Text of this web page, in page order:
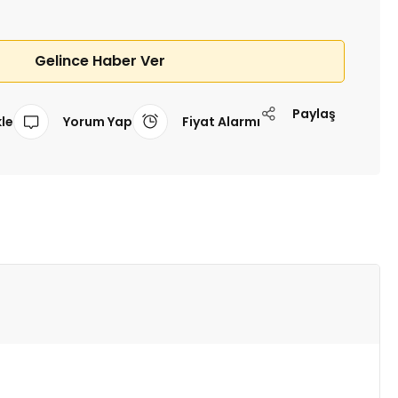
Gelince Haber Ver
Yorum Yap Fiyat Alarmı Paylaş